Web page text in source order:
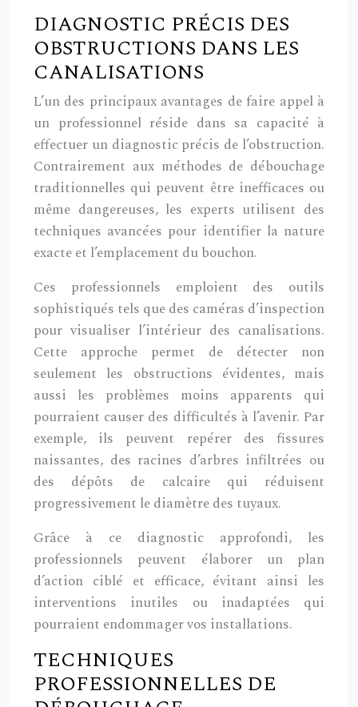
DIAGNOSTIC PRÉCIS DES
OBSTRUCTIONS DANS LES
CANALISATIONS
L’un des principaux avantages de faire appel à
un professionnel réside dans sa capacité à
effectuer un diagnostic précis de l’obstruction.
Contrairement aux méthodes de débouchage
traditionnelles qui peuvent être inefficaces ou
même dangereuses, les experts utilisent des
techniques avancées pour identifier la nature
exacte et l’emplacement du bouchon.
Ces professionnels emploient des outils
sophistiqués tels que des caméras d’inspection
pour visualiser l’intérieur des canalisations.
Cette approche permet de détecter non
seulement les obstructions évidentes, mais
aussi les problèmes moins apparents qui
pourraient causer des difficultés à l’avenir. Par
exemple, ils peuvent repérer des fissures
naissantes, des racines d’arbres infiltrées ou
des dépôts de calcaire qui réduisent
progressivement le diamètre des tuyaux.
Grâce à ce diagnostic approfondi, les
professionnels peuvent élaborer un plan
d’action ciblé et efficace, évitant ainsi les
interventions inutiles ou inadaptées qui
pourraient endommager vos installations.
TECHNIQUES
PROFESSIONNELLES DE